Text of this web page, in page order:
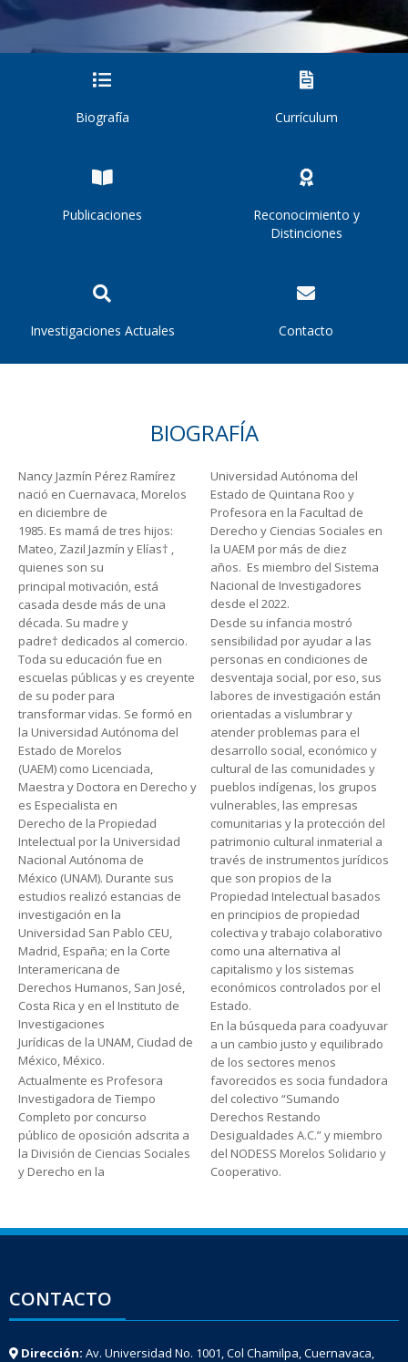
Biografía Currículum
Publicaciones
Reconocimiento y
Distinciones
Investigaciones Actuales Contacto
BIOGRAFÍA
Nancy Jazmín Pérez Ramírez
nació en Cuernavaca, Morelos
en diciembre de
1985. Es mamá de tres hijos:
Mateo, Zazil Jazmín y Elías†
quienes son su
principal motivación, está
casada desde más de una
década. Su madre y
padre† dedicados al comercio.
Toda su educación fue en
escuelas públicas y es creyente
de su poder para
transformar vidas. Se formó en
la Universidad Autónoma del
Estado de Morelos
(UAEM) como Licenciada,
Maestra y Doctora en Derecho y
es Especialista en
Derecho de la Propiedad
Intelectual por la Universidad
Nacional Autónoma de
México (UNAM). Durante sus
estudios realizó estancias de
investigación en la
Universidad San Pablo CEU,
Madrid, España; en la Corte
Interamericana de
Derechos Humanos, San José,
Costa Rica y en el Instituto de
Investigaciones
Jurídicas de la UNAM, Ciudad de
México, México.
Actualmente es Profesora
Investigadora de Tiempo
Completo por concurso
público de oposición adscrita a
la División de Ciencias Sociales
y Derecho en la
Universidad Autónoma del
Estado de Quintana Roo y
Profesora en la Facultad de
Derecho y Ciencias Sociales en
la UAEM por más de diez
años. Es miembro del Sistema
Nacional de Investigadores
desde el 2022.
Desde su infancia mostró
sensibilidad por ayudar a las
personas en condiciones de
desventaja social, por eso, sus
labores de investigación están
orientadas a vislumbrar y
atender problemas para el
desarrollo social, económico y
cultural de las comunidades y
pueblos indígenas, los grupos
vulnerables, las empresas
comunitarias y la protección del
patrimonio cultural inmaterial a
través de instrumentos jurídicos
que son propios de la
Propiedad Intelectual basados
en principios de propiedad
colectiva y trabajo colaborativo
como una alternativa al
capitalismo y los sistemas
económicos controlados por el
Estado.
En la búsqueda para coadyuvar
a un cambio justo y equilibrado
de los sectores menos
favorecidos es socia fundadora
del colectivo “Sumando
Derechos Restando
Desigualdades A.C.” y miembro
del NODESS Morelos Solidario y
Cooperativo.
CONTACTO
Dirección: Av. Universidad No. 1001, Col Chamilpa, Cuernavaca,